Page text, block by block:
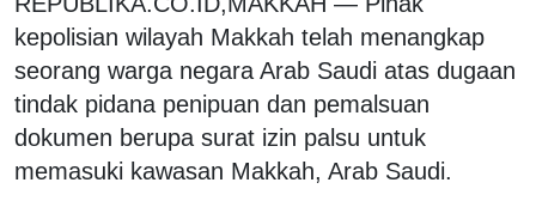
kepolisian wilayah Makkah telah menangkap
seorang warga negara Arab Saudi atas dugaan
tindak pidana penipuan dan pemalsuan
dokumen berupa surat izin palsu untuk
memasuki kawasan Makkah, Arab Saudi.